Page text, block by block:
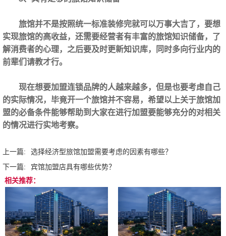
旅馆并不是按照统一标准装修完就可以万事大吉了，要想
实现旅馆的高收益，还需要经营者有丰富的旅馆知识储备，了
解消费者的心理，之后要及时更新知识库，同时多向行业内的
前辈们请教才行。
现在想要加盟连锁品牌的人越来越多，但是也要考虑自己
的实际情况，毕竟开一个旅馆并不容易，希望以上关于旅馆加
盟的必备条件能够帮助到大家在进行加盟要能够充分的对相关
的情况进行实地考察。
上一篇:
选择经济型旅馆加盟需要考虑的因素有哪些？
下一篇:
宾馆加盟店具有哪些优势？
相关推荐：